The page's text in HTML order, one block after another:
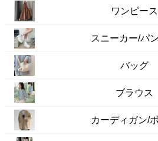
ワンピース
スニーカー/パ
バッグ
ブラウス
カーディガン/